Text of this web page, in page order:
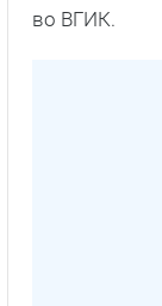
во ВГИК.